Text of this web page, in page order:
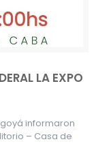
LA EXPO
informaron
– Casa de